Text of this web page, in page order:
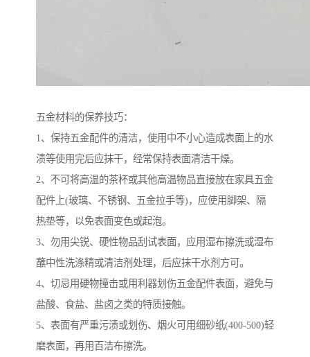
五金材料的保养技巧：
1、保持五金配件的清洁，使用中不小心造成表面上的水
渍等使用完后应抹干，经常保持表面清洁干燥。
2、不可将高温的茶杯或其他高温物品直接放在家具五金
配件上(玻璃、不锈钢、五金拉手等)，应使用脚架、隔
热垫等，以免表面变色或起泡。
3、勿用尖锐、硬性物品刮试表面，应用湿布擦洗或湿布
蘸中性洗涤精或清洁剂处理，后应抹干水剂方可。
4、切忌用硬物撞击或用利器划伤五金配件表面，避免与
盐酸、食盐、盐卤之类的特质接触。
5、表面有严重污渍或划伤、烟火可用细砂纸(400-500)轻
磨表面，再用百洁布擦洗。